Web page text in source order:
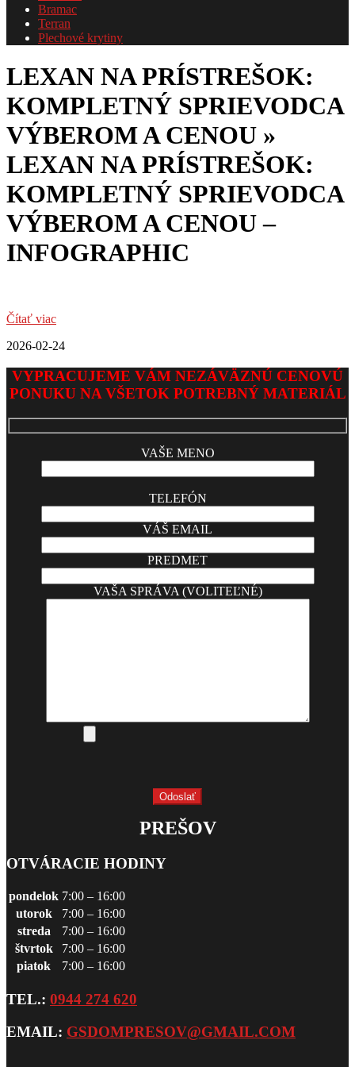
Bramac
Terran
Plechové krytiny
LEXAN NA PRÍSTREŠOK:
KOMPLETNÝ SPRIEVODCA
VÝBEROM A CENOU »
LEXAN NA PRÍSTREŠOK:
KOMPLETNÝ SPRIEVODCA
VÝBEROM A CENOU –
INFOGRAPHIC
Čítať viac
2026-02-24
VYPRACUJEME VÁM NEZÁVÄZNÚ CENOVÚ
PONUKU NA VŠETOK POTREBNÝ MATERIÁL
VAŠE MENO
TELEFÓN
VÁŠ EMAIL
PREDMET
VAŠA SPRÁVA (VOLITEĽNÉ)
PREŠOV
OTVÁRACIE HODINY
pondelok 7:00 – 16:00
utorok
7:00 – 16:00
streda
7:00 – 16:00
štvrtok
7:00 – 16:00
piatok
7:00 – 16:00
TEL.: 0944 274 620
EMAIL: GSDOMPRESOV@GMAIL.COM